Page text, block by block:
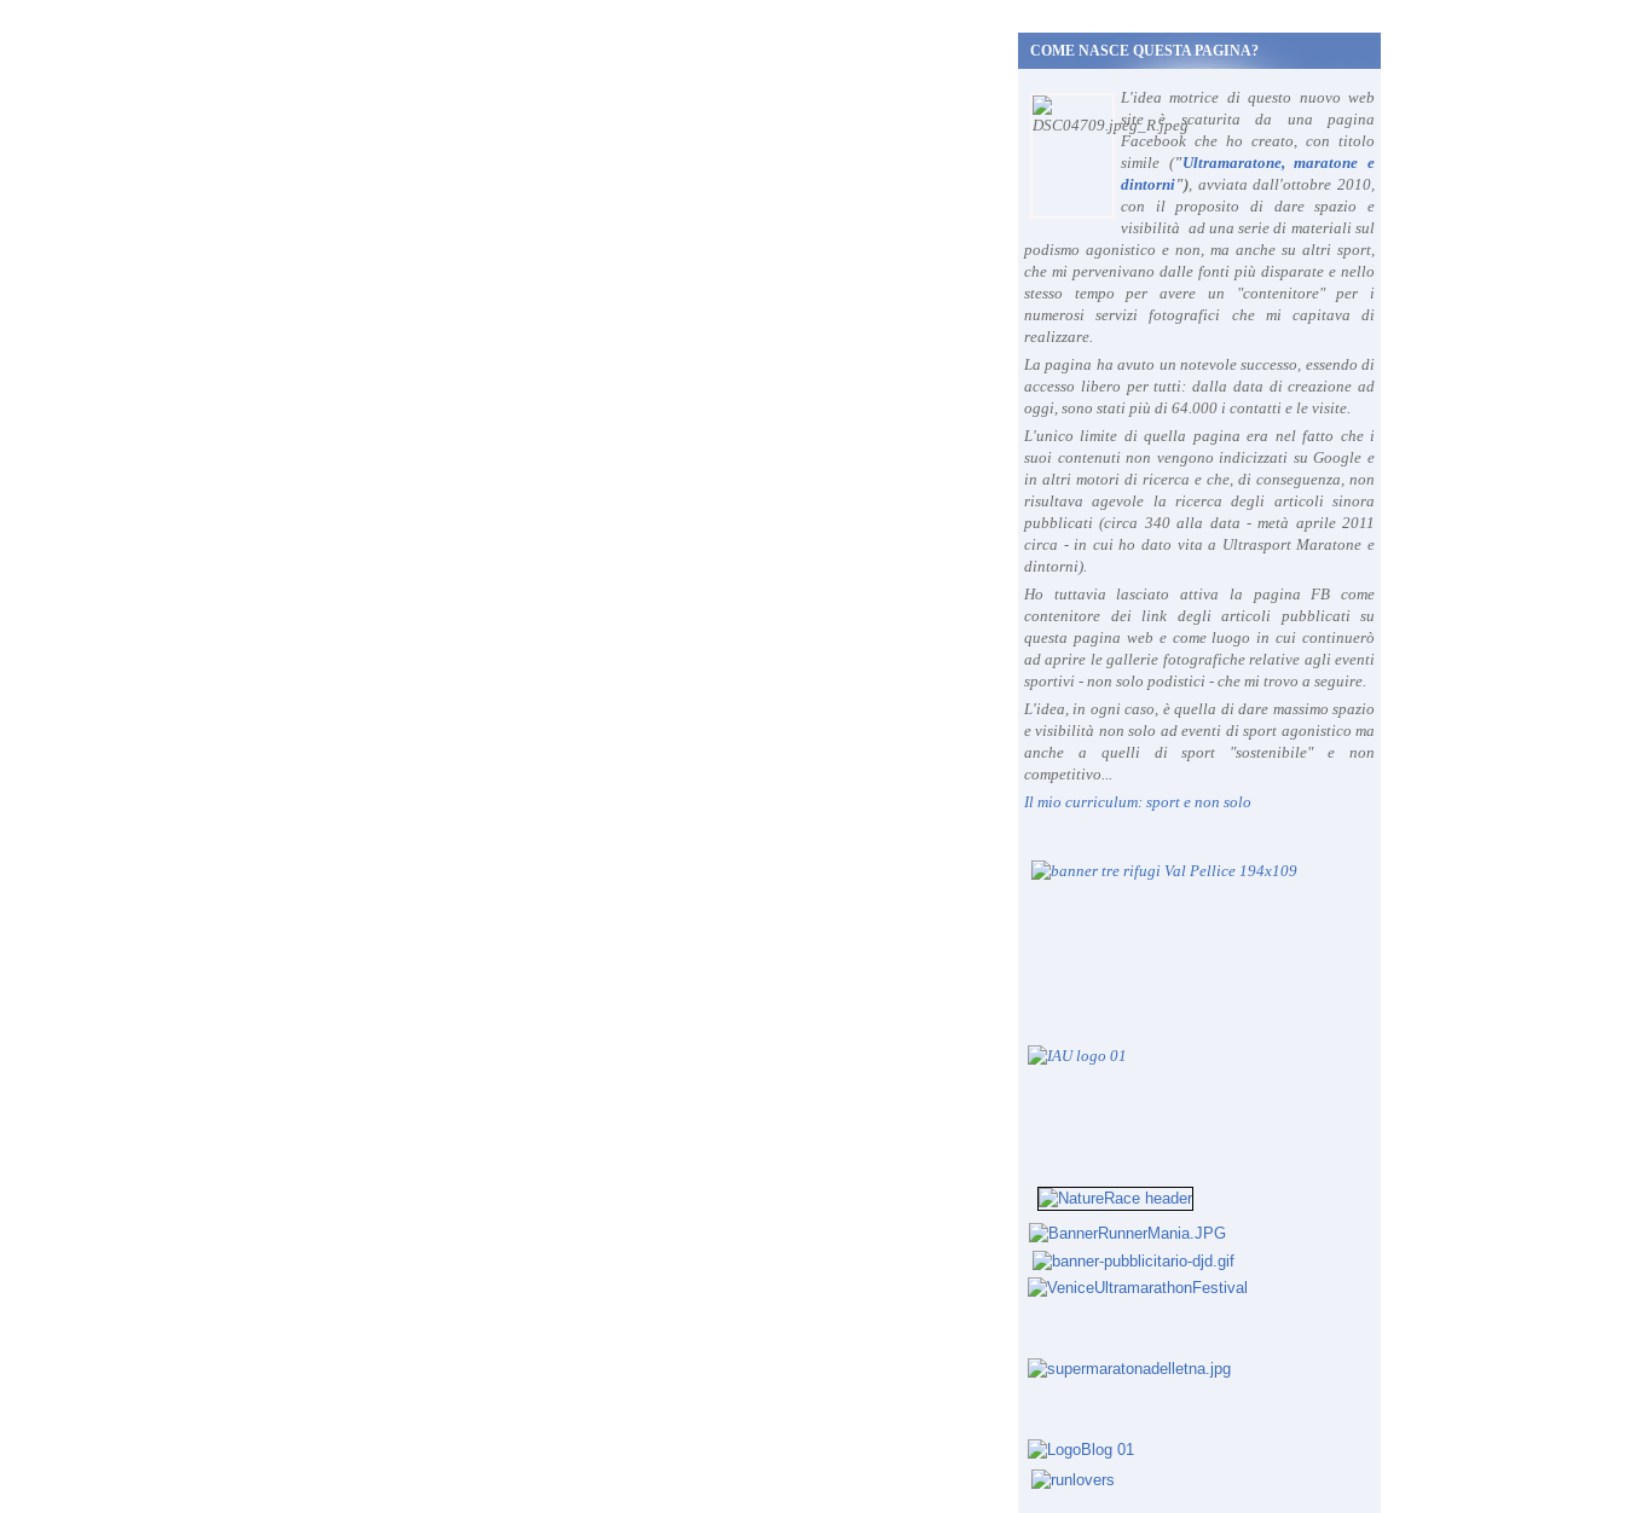
COME NASCE QUESTA PAGINA?
L'idea motrice di questo nuovo web
site è scaturita da una pagina
Facebook che ho creato, con titolo
simile ("Ultramaratone, maratone e
dintorni"), avviata dall'ottobre 2010,
con il proposito di dare spazio e
visibilità ad una serie di materiali sul
podismo agonistico e non, ma anche su altri sport,
che mi pervenivano dalle fonti più disparate e nello
stesso tempo per avere un "contenitore" per i
numerosi servizi fotografici che mi capitava di
realizzare.
La pagina ha avuto un notevole successo, essendo di
accesso libero per tutti: dalla data di creazione ad
oggi, sono stati più di 64.000 i contatti e le visite.
L'unico limite di quella pagina era nel fatto che i
suoi contenuti non vengono indicizzati su Google e
in altri motori di ricerca e che, di conseguenza, non
risultava agevole la ricerca degli articoli sinora
pubblicati (circa 340 alla data - metà aprile 2011
circa - in cui ho dato vita a Ultrasport Maratone e
dintorni).
Ho tuttavia lasciato attiva la pagina FB come
contenitore dei link degli articoli pubblicati su
questa pagina web e come luogo in cui continuerò
ad aprire le gallerie fotografiche relative agli eventi
sportivi - non solo podistici - che mi trovo a seguire.
L'idea, in ogni caso, è quella di dare massimo spazio
e visibilità non solo ad eventi di sport agonistico ma
anche a quelli di sport "sostenibile" e non
competitivo...
Il mio curriculum: sport e non solo